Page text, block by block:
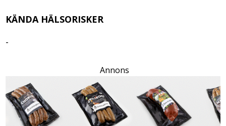
KÄNDA HÄLSORISKER
-
Annons